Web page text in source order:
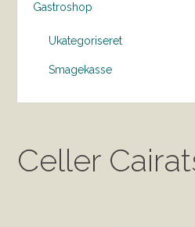
Gastroshop
Ukategoriseret
Smagekasse
Celler